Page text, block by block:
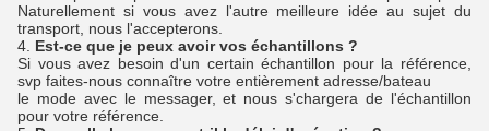
Naturellement si vous avez l'autre meilleure idée au sujet du
transport, nous l'accepterons.
4. Est-ce que je peux avoir vos échantillons ?
Si vous avez besoin d'un certain échantillon pour la référence,
svp faites-nous connaître votre entièrement adresse/bateau
le mode avec le messager, et nous s'chargera de l'échantillon
pour votre référence.